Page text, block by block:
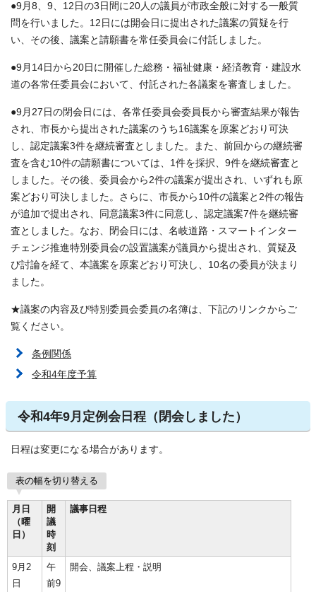
●9月8、9、12日の3日間に20人の議員が市政全般に対する一般質
問を行いました。12日には開会日に提出された議案の質疑を行
い、その後、議案と請願書を常任委員会に付託しました。
●9月14日から20日に開催した総務・福祉健康・経済教育・建設水
道の各常任委員会において、付託された各議案を審査しました。
●9月27日の閉会日には、各常任委員会委員長から審査結果が報告
され、市長から提出された議案のうち16議案を原案どおり可決
し、認定議案3件を継続審査としました。また、前回からの継続審
査を含む10件の請願書については、1件を採択、9件を継続審査と
しました。その後、委員会から2件の議案が提出され、いずれも原
案どおり可決しました。さらに、市長から10件の議案と2件の報告
が追加で提出され、同意議案3件に同意し、認定議案7件を継続審
査としました。なお、閉会日には、名岐道路・スマートインター
チェンジ推進特別委員会の設置議案が議員から提出され、質疑及
び討論を経て、本議案を原案どおり可決し、10名の委員が決まり
ました。
★議案の内容及び特別委員会委員の名簿は、下記のリンクからご
覧ください。
条例関係
令和4年度予算
令和4年9月定例会日程（閉会しました）
日程は変更になる場合があります。
表の幅を切り替える
月日
（曜
日）
開
議
時
刻
議事日程
9月2
日
午
前9
開会、議案上程・説明